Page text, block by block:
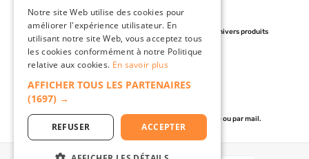
+ DE 30000 RÉFÉRENCES
Un stock répartir sur plus de 130 Fournisseurs et 7 univers produits
de 07h30 à 12h et de 13h30 à 18h30 par téléphone ou par mail.
Notre site Web utilise des cookies pour
améliorer l'expérience utilisateur. En
utilisant notre site Web, vous acceptez tous
les cookies conformément à notre Politique
relative aux cookies. En savoir plus
AFFICHER TOUS LES PARTENAIRES
(1697) →
ACCEPTER
REFUSER